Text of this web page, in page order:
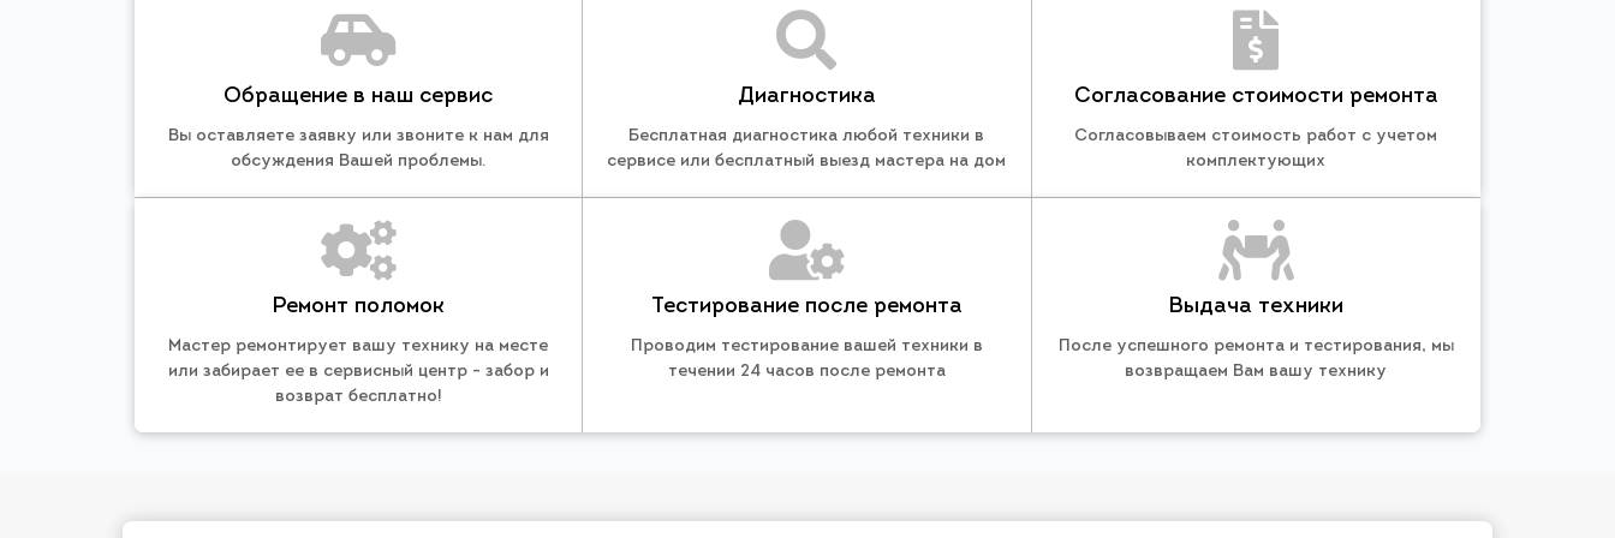
Обращение в наш сервис
Вы оставляете заявку или звоните к нам для
обсуждения Вашей проблемы.
Диагностика
Бесплатная диагностика любой техники в
сервисе или бесплатный выезд мастера на дом
Согласование стоимости ремонта
Согласовываем стоимость работ с учетом
комплектующих
Ремонт поломок
Мастер ремонтирует вашу технику на месте
или забирает ее в сервисный центр - забор и
возврат бесплатно!
Тестирование после ремонта
Проводим тестирование вашей техники в
течении 24 часов после ремонта
Выдача техники
После успешного ремонта и тестирования, мы
возвращаем Вам вашу технику